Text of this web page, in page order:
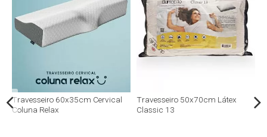
Travesseiro 60x35cm Cervical
Coluna Relax
Travesseiro 50x70cm Látex
Classic 13